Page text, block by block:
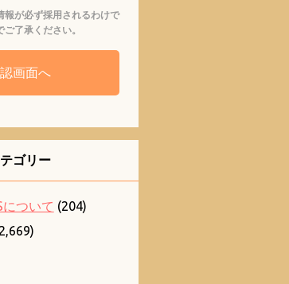
報が必ず採用されるわけで
了承ください。
ゴリー
ついて (204)